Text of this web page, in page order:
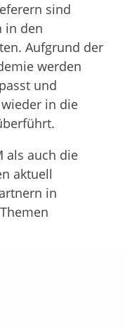
sind
in den
Aufgrund der
werden
und
in die
als auch die
aktuell
in